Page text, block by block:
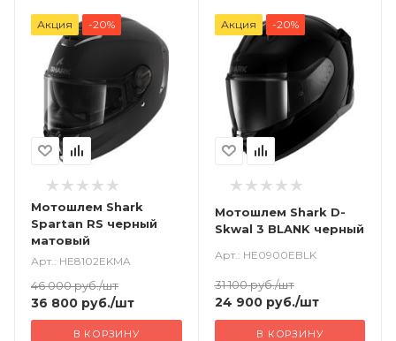
Акция -20%
Мотошлем Shark
Spartan RS черный
матовый
Арт.: HE8102EKMA
46 000руб./шт
36 800 руб./шт
В КОРЗИНУ
Акция -20%
Мотошлем Shark D-
Skwal 3 BLANK черный
Арт.: HE0900EBLK
31 100руб./шт
24 900руб./шт
В КОРЗИНУ